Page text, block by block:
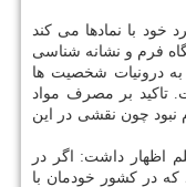
خود با نمادها می كند
فرم و نشانه شناسی
درونیات شخصیت ها
تاكید بر مصرف مواد
نبود چون نقشی در این
اظهار داشت: اگر در
كه در كشور خودمان با